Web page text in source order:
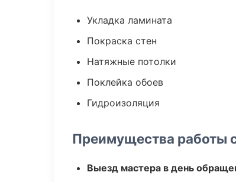
Укладка ламината
Покраска стен
Натяжные потолки
Поклейка обоев
Гидроизоляция
Преимущества работы
Выезд мастера в день